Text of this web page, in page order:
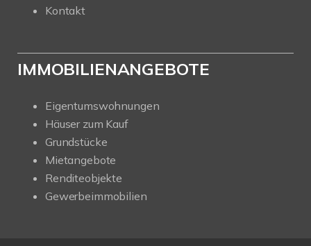
Kontakt
IMMOBILIENANGEBOTE
Eigentumswohnungen
Häuser zum Kauf
Grundstücke
Mietangebote
Renditeobjekte
Gewerbeimmobilien